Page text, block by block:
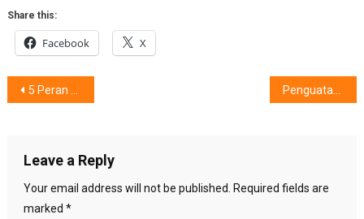
Share this:
Facebook X
Post
5 Peran Harus Dimiliki Caregiver
Leave a Reply
Your email address will not be published.
Required fields are
marked *